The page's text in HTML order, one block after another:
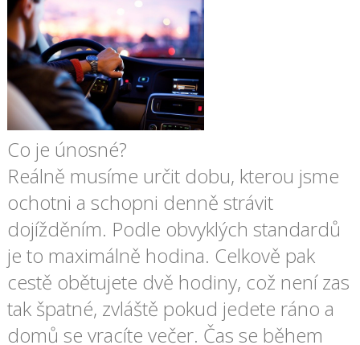
Co je únosné?
Reálně musíme určit dobu, kterou jsme
ochotni a schopni denně strávit
dojížděním. Podle obvyklých standardů
je to maximálně hodina. Celkově pak
cestě obětujete dvě hodiny, což není zas
tak špatné, zvláště pokud jedete ráno a
domů se vracíte večer. Čas se během